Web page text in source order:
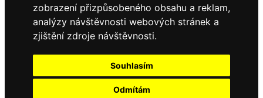
zobrazení přizpůsobeného obsahu a reklam,
analýzy návštěvnosti webových stránek a
zjištění zdroje návštěvnosti.
Souhlasím
Odmítám